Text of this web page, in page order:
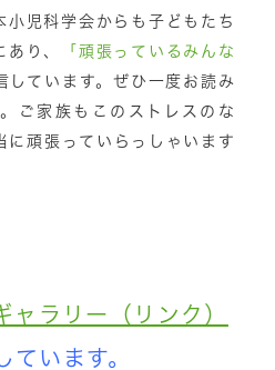
小児科学会からも子どもたち
り、
「頑張っているみんな
しています。ぜひ一度お読み
ご家族もこのストレスのな
に頑張っていらっしゃいます
ャラリー（リンク）
ています。